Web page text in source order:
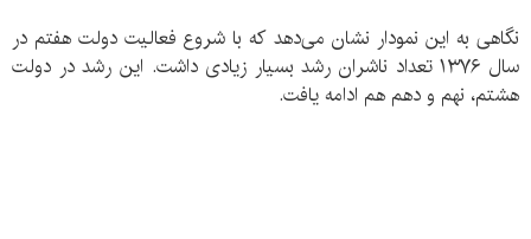
نگاهی به این نمودار نشان می‌دهد که با شروع فعالیت دولت هفتم در
سال ۱۳۷۶ تعداد ناشران رشد بسیار زیادی داشت. این رشد در دولت
هشتم، نهم و دهم هم ادامه یافت.